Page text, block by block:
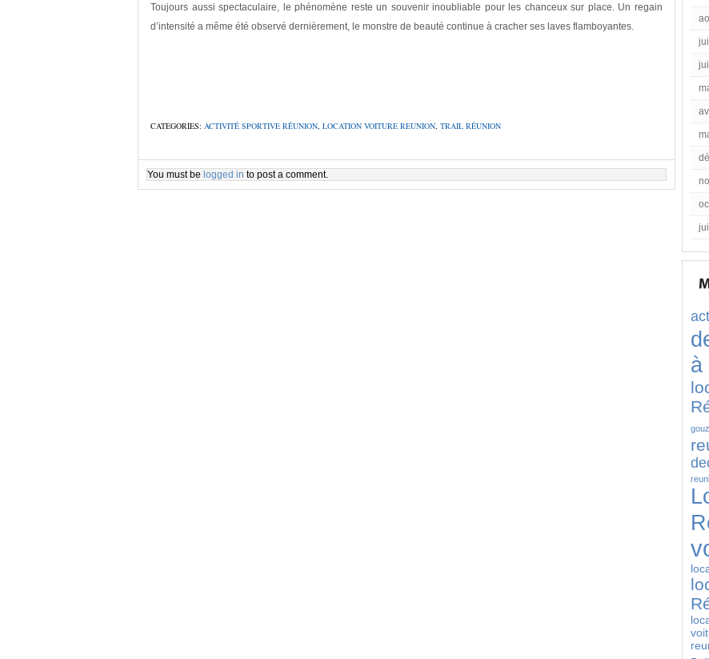
Toujours aussi spectaculaire, le phénomène reste un souvenir inoubliable pour les chanceux sur place. Un regain
d’intensité a même été observé dernièrement, le monstre de beauté continue à cracher ses laves flamboyantes.
CATEGORIES: ACTIVITÉ SPORTIVE RÉUNION, LOCATION VOITURE REUNION, TRAIL RÉUNION
You must be logged in to post a comment.
à